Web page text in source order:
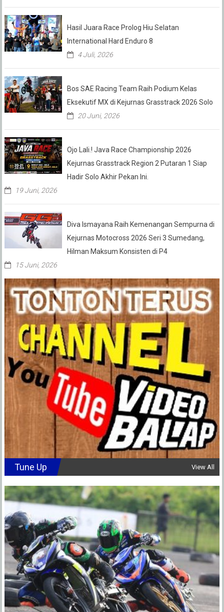
Hasil Juara Race Prolog Hiu Selatan
International Hard Enduro 8
4 Juli, 2026
Bos SAE Racing Team Raih Podium Kelas
Eksekutif MX di Kejurnas Grasstrack 2026 Solo
20 Juni, 2026
Ojo Lali.! Java Race Championship 2026
Kejurnas Grasstrack Region 2 Putaran 1 Siap
Hadir Solo Akhir Pekan Ini.
19 Juni, 2026
Diva Ismayana Raih Kemenangan Sempurna di
Kejurnas Motocross 2026 Seri 3 Sumedang,
Hilman Maksum Konsisten di P4
15 Juni, 2026
Tune Up View All